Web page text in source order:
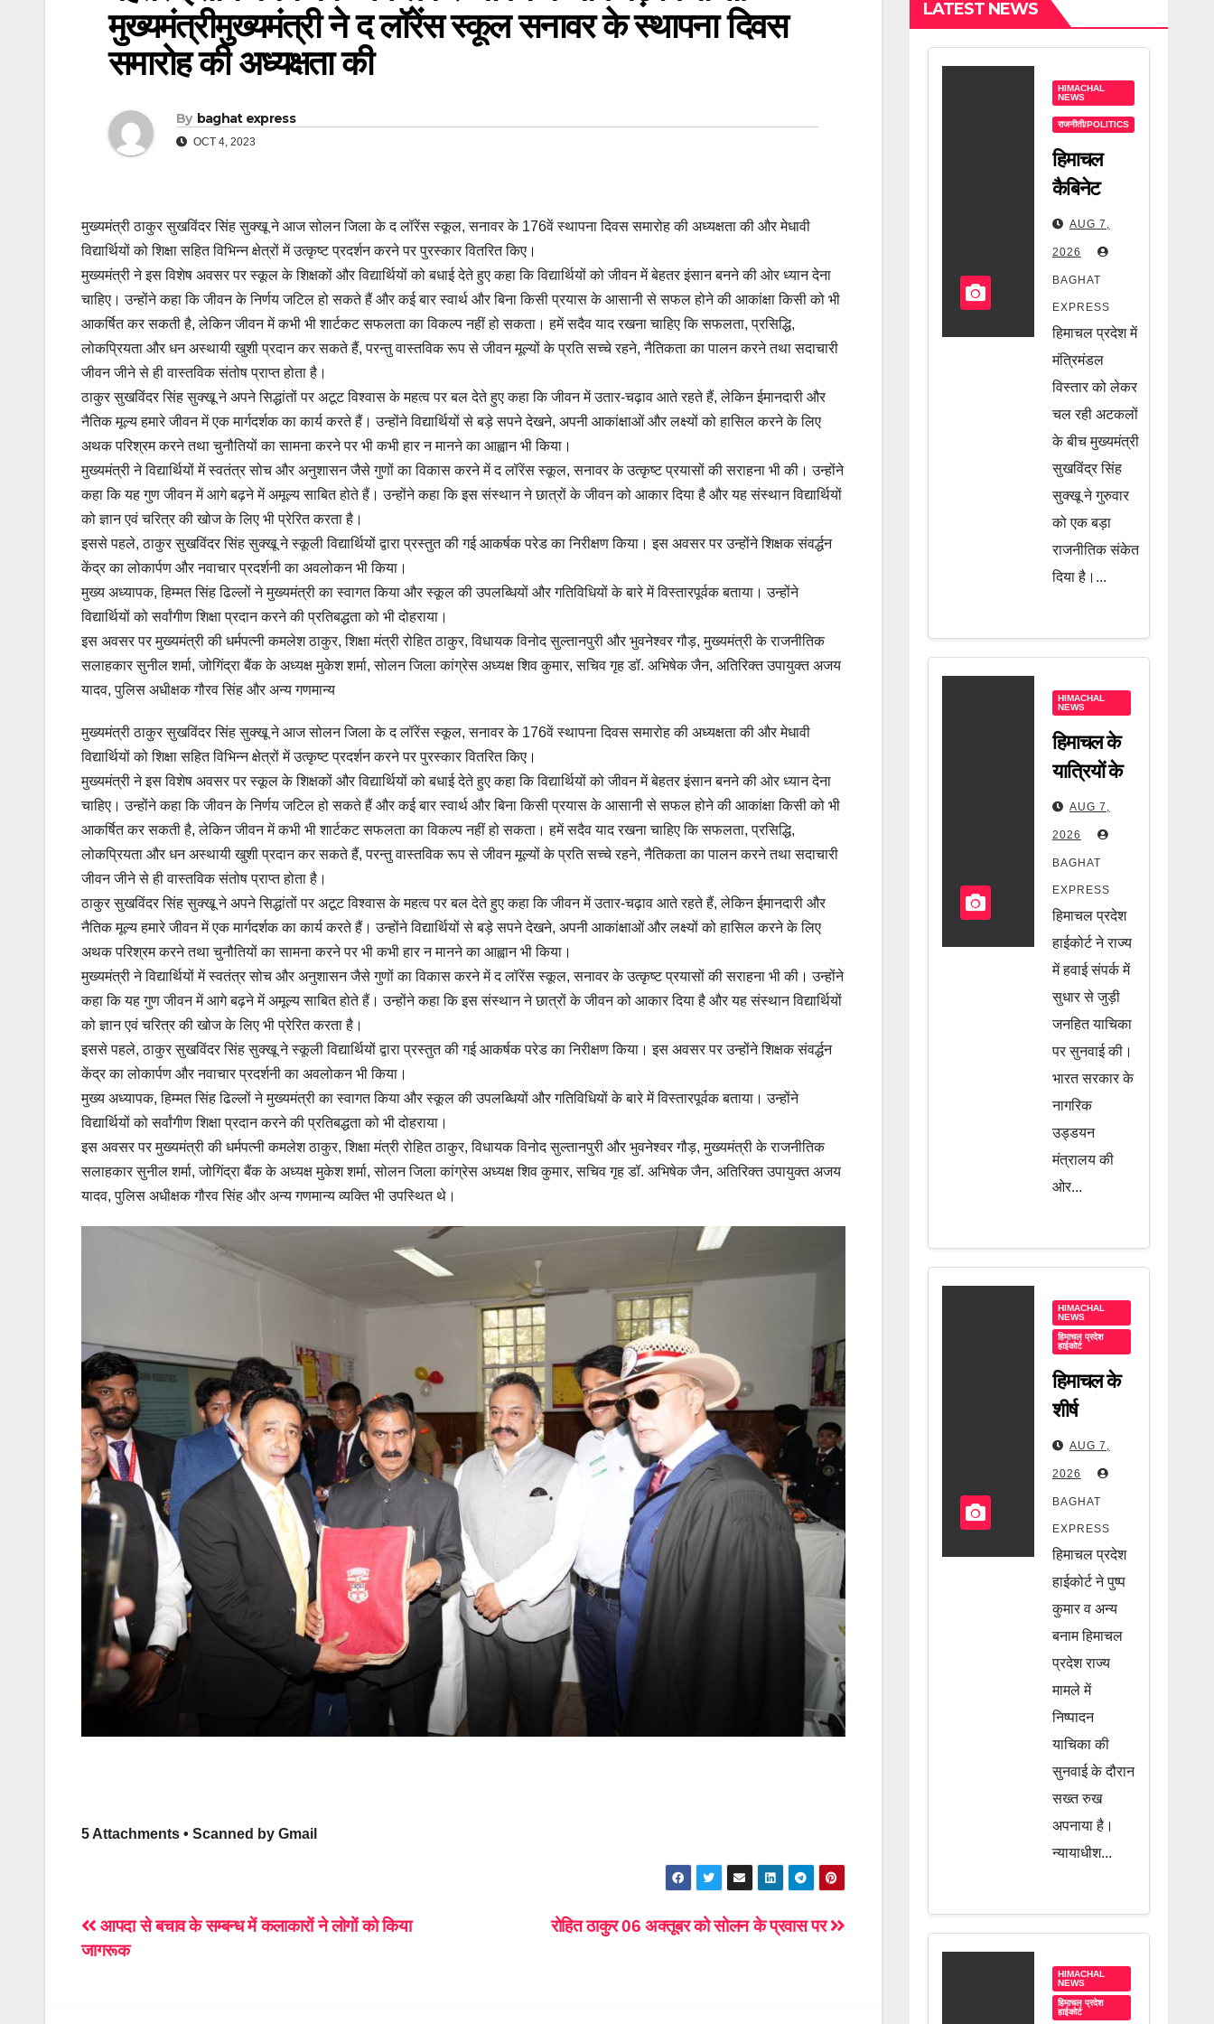
मुख्यमंत्रीमुख्यमंत्री ने द लॉरेंस स्कूल सनावर के स्थापना दिवस
समारोह की अध्यक्षता की
By baghat express
OCT 4, 2023
मुख्यमंत्री ठाकुर सुखविंदर सिंह सुक्खू ने आज सोलन जिला के द लॉरेंस स्कूल, सनावर के 176वें स्थापना दिवस समारोह की अध्यक्षता की और मेधावी
विद्यार्थियों को शिक्षा सहित विभिन्न क्षेत्रों में उत्कृष्ट प्रदर्शन करने पर पुरस्कार वितरित किए।
मुख्यमंत्री ने इस विशेष अवसर पर स्कूल के शिक्षकों और विद्यार्थियों को बधाई देते हुए कहा कि विद्यार्थियों को जीवन में बेहतर इंसान बनने की ओर ध्यान देना
चाहिए। उन्होंने कहा कि जीवन के निर्णय जटिल हो सकते हैं और कई बार स्वार्थ और बिना किसी प्रयास के आसानी से सफल होने की आकांक्षा किसी को भी
आकर्षित कर सकती है, लेकिन जीवन में कभी भी शार्टकट सफलता का विकल्प नहीं हो सकता। हमें सदैव याद रखना चाहिए कि सफलता, प्रसिद्धि,
लोकप्रियता और धन अस्थायी खुशी प्रदान कर सकते हैं, परन्तु वास्तविक रूप से जीवन मूल्यों के प्रति सच्चे रहने, नैतिकता का पालन करने तथा सदाचारी
जीवन जीने से ही वास्तविक संतोष प्राप्त होता है।
ठाकुर सुखविंदर सिंह सुक्खू ने अपने सिद्धांतों पर अटूट विश्वास के महत्व पर बल देते हुए कहा कि जीवन में उतार-चढ़ाव आते रहते हैं, लेकिन ईमानदारी और
नैतिक मूल्य हमारे जीवन में एक मार्गदर्शक का कार्य करते हैं। उन्होंने विद्यार्थियों से बड़े सपने देखने, अपनी आकांक्षाओं और लक्ष्यों को हासिल करने के लिए
अथक परिश्रम करने तथा चुनौतियों का सामना करने पर भी कभी हार न मानने का आह्वान भी किया।
मुख्यमंत्री ने विद्यार्थियों में स्वतंत्र सोच और अनुशासन जैसे गुणों का विकास करने में द लॉरेंस स्कूल, सनावर के उत्कृष्ट प्रयासों की सराहना भी की। उन्होंने
कहा कि यह गुण जीवन में आगे बढ़ने में अमूल्य साबित होते हैं। उन्होंने कहा कि इस संस्थान ने छात्रों के जीवन को आकार दिया है और यह संस्थान विद्यार्थियों
को ज्ञान एवं चरित्र की खोज के लिए भी प्रेरित करता है।
इससे पहले, ठाकुर सुखविंदर सिंह सुक्खू ने स्कूली विद्यार्थियों द्वारा प्रस्तुत की गई आकर्षक परेड का निरीक्षण किया। इस अवसर पर उन्होंने शिक्षक संवर्द्धन
केंद्र का लोकार्पण और नवाचार प्रदर्शनी का अवलोकन भी किया।
मुख्य अध्यापक, हिम्मत सिंह ढिल्लों ने मुख्यमंत्री का स्वागत किया और स्कूल की उपलब्धियों और गतिविधियों के बारे में विस्तारपूर्वक बताया। उन्होंने
विद्यार्थियों को सर्वांगीण शिक्षा प्रदान करने की प्रतिबद्धता को भी दोहराया।
इस अवसर पर मुख्यमंत्री की धर्मपत्नी कमलेश ठाकुर, शिक्षा मंत्री रोहित ठाकुर, विधायक विनोद सुल्तानपुरी और भुवनेश्वर गौड़, मुख्यमंत्री के राजनीतिक
सलाहकार सुनील शर्मा, जोगिंद्रा बैंक के अध्यक्ष मुकेश शर्मा, सोलन जिला कांग्रेस अध्यक्ष शिव कुमार, सचिव गृह डॉ. अभिषेक जैन, अतिरिक्त उपायुक्त अजय
यादव, पुलिस अधीक्षक गौरव सिंह और अन्य गणमान्य
मुख्यमंत्री ठाकुर सुखविंदर सिंह सुक्खू ने आज सोलन जिला के द लॉरेंस स्कूल, सनावर के 176वें स्थापना दिवस समारोह की अध्यक्षता की और मेधावी
विद्यार्थियों को शिक्षा सहित विभिन्न क्षेत्रों में उत्कृष्ट प्रदर्शन करने पर पुरस्कार वितरित किए।
मुख्यमंत्री ने इस विशेष अवसर पर स्कूल के शिक्षकों और विद्यार्थियों को बधाई देते हुए कहा कि विद्यार्थियों को जीवन में बेहतर इंसान बनने की ओर ध्यान देना
चाहिए। उन्होंने कहा कि जीवन के निर्णय जटिल हो सकते हैं और कई बार स्वार्थ और बिना किसी प्रयास के आसानी से सफल होने की आकांक्षा किसी को भी
आकर्षित कर सकती है, लेकिन जीवन में कभी भी शार्टकट सफलता का विकल्प नहीं हो सकता। हमें सदैव याद रखना चाहिए कि सफलता, प्रसिद्धि,
लोकप्रियता और धन अस्थायी खुशी प्रदान कर सकते हैं, परन्तु वास्तविक रूप से जीवन मूल्यों के प्रति सच्चे रहने, नैतिकता का पालन करने तथा सदाचारी
जीवन जीने से ही वास्तविक संतोष प्राप्त होता है।
ठाकुर सुखविंदर सिंह सुक्खू ने अपने सिद्धांतों पर अटूट विश्वास के महत्व पर बल देते हुए कहा कि जीवन में उतार-चढ़ाव आते रहते हैं, लेकिन ईमानदारी और
नैतिक मूल्य हमारे जीवन में एक मार्गदर्शक का कार्य करते हैं। उन्होंने विद्यार्थियों से बड़े सपने देखने, अपनी आकांक्षाओं और लक्ष्यों को हासिल करने के लिए
अथक परिश्रम करने तथा चुनौतियों का सामना करने पर भी कभी हार न मानने का आह्वान भी किया।
मुख्यमंत्री ने विद्यार्थियों में स्वतंत्र सोच और अनुशासन जैसे गुणों का विकास करने में द लॉरेंस स्कूल, सनावर के उत्कृष्ट प्रयासों की सराहना भी की। उन्होंने
कहा कि यह गुण जीवन में आगे बढ़ने में अमूल्य साबित होते हैं। उन्होंने कहा कि इस संस्थान ने छात्रों के जीवन को आकार दिया है और यह संस्थान विद्यार्थियों
को ज्ञान एवं चरित्र की खोज के लिए भी प्रेरित करता है।
इससे पहले, ठाकुर सुखविंदर सिंह सुक्खू ने स्कूली विद्यार्थियों द्वारा प्रस्तुत की गई आकर्षक परेड का निरीक्षण किया। इस अवसर पर उन्होंने शिक्षक संवर्द्धन
केंद्र का लोकार्पण और नवाचार प्रदर्शनी का अवलोकन भी किया।
मुख्य अध्यापक, हिम्मत सिंह ढिल्लों ने मुख्यमंत्री का स्वागत किया और स्कूल की उपलब्धियों और गतिविधियों के बारे में विस्तारपूर्वक बताया। उन्होंने
विद्यार्थियों को सर्वांगीण शिक्षा प्रदान करने की प्रतिबद्धता को भी दोहराया।
इस अवसर पर मुख्यमंत्री की धर्मपत्नी कमलेश ठाकुर, शिक्षा मंत्री रोहित ठाकुर, विधायक विनोद सुल्तानपुरी और भुवनेश्वर गौड़, मुख्यमंत्री के राजनीतिक
सलाहकार सुनील शर्मा, जोगिंद्रा बैंक के अध्यक्ष मुकेश शर्मा, सोलन जिला कांग्रेस अध्यक्ष शिव कुमार, सचिव गृह डॉ. अभिषेक जैन, अतिरिक्त उपायुक्त अजय
यादव, पुलिस अधीक्षक गौरव सिंह और अन्य गणमान्य व्यक्ति भी उपस्थित थे।
5 Attachments • Scanned by Gmail
Post
रोहित ठाकुर 06 अक्तूबर को सोलन के प्रवास पर
आपदा से बचाव के सम्बन्ध में कलाकारों ने लोगों को किया
जागरूक
LATEST NEWS
HIMACHAL
NEWS
राजनीती/POLITICS
हिमाचल
कैबिनेट
विस्तार को
लेकर सीएम
सुक्खू का
बड़ा संकेत!
आखिर किसे
मिलेगी मंत्री
की कुर्सी?
जानें पूरी
खबर
AUG 7,
2026
BAGHAT
EXPRESS
हिमाचल प्रदेश में
मंत्रिमंडल
विस्तार को लेकर
चल रही अटकलों
के बीच मुख्यमंत्री
सुखविंद्र सिंह
सुक्खू ने गुरुवार
को एक बड़ा
राजनीतिक संकेत
दिया है।...
HIMACHAL
NEWS
हिमाचल के
यात्रियों के
लिए बड़ी
खुशखबरी!
हवाई सफर
को लेकर
केंद्र सरकार
का बड़ा
फैसला, जानें
पूरी खबर
AUG 7,
2026
BAGHAT
EXPRESS
हिमाचल प्रदेश
हाईकोर्ट ने राज्य
में हवाई संपर्क में
सुधार से जुड़ी
जनहित याचिका
पर सुनवाई की।
भारत सरकार के
नागरिक
उड्डयन
मंत्रालय की
ओर...
HIMACHAL
NEWS
हिमाचल प्रदेश
हाईकोर्ट
हिमाचल के
शीर्ष
अधिकारियों
पर हाईकोर्ट
की बड़ी
चेतावनी!
आदेश लागू
नहीं हुआ तो
होगी
अवमानना
की कार्रवाई,
जानें पूरी
खबर
AUG 7,
2026
BAGHAT
EXPRESS
हिमाचल प्रदेश
हाईकोर्ट ने पुष्प
कुमार व अन्य
बनाम हिमाचल
प्रदेश राज्य
मामले में
निष्पादन
याचिका की
सुनवाई के दौरान
सख्त रुख
अपनाया है।
न्यायाधीश...
HIMACHAL
NEWS
हिमाचल प्रदेश
हाईकोर्ट